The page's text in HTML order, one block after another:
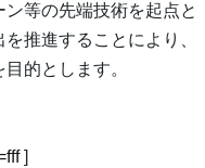
等の先端技術を起点と
推進することにより、
的とします。
]